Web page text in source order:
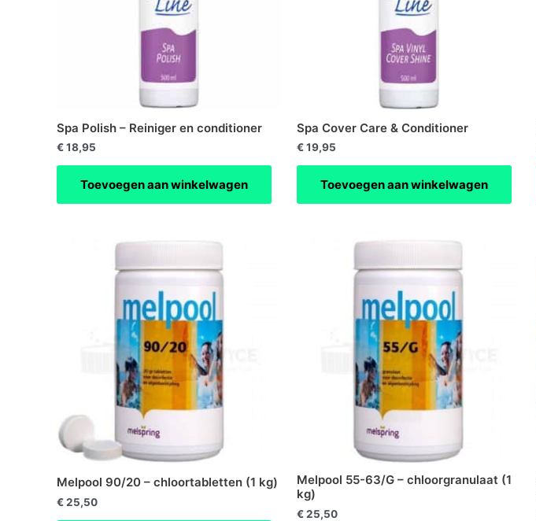
Spa Polish – Reiniger en conditioner
€18,95
Toevoegen aan winkelwagen
Spa Cover Care & Conditioner
€19,95
Toevoegen aan winkelwagen
Melpool 90/20 – chloortabletten (1 kg)
€25,50
Melpool 55-63/G – chloorgranulaat (1
kg)
€25,50